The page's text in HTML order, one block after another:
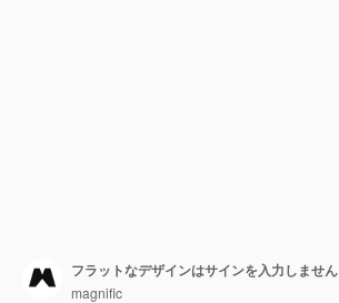
フラットなデザインはサインを入力しません
magnific